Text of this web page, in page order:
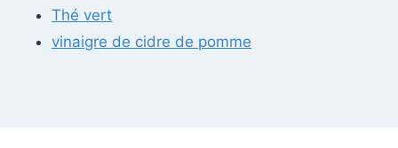
Thé vert
vinaigre de cidre de pomme